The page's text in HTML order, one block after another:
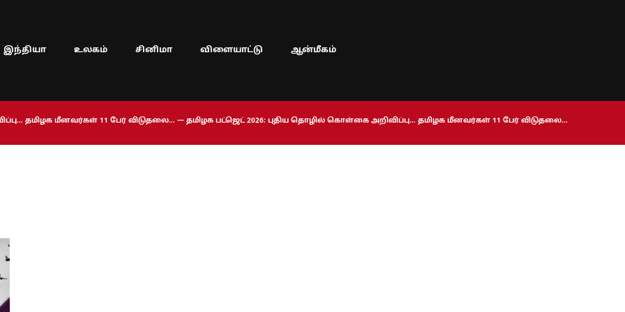
இந்தியா உலகம் சினிமா விளையாட்டு ஆன்மீகம்
தமிழக மீனவர்கள் 11 பேர் விடுதலை… — தமிழக பட்ஜெட் 2026: புதிய தொழில் கொள்கை அறிவிப்பு… தமிழக மீனவர்கள் 11 பேர் விடுதலை…